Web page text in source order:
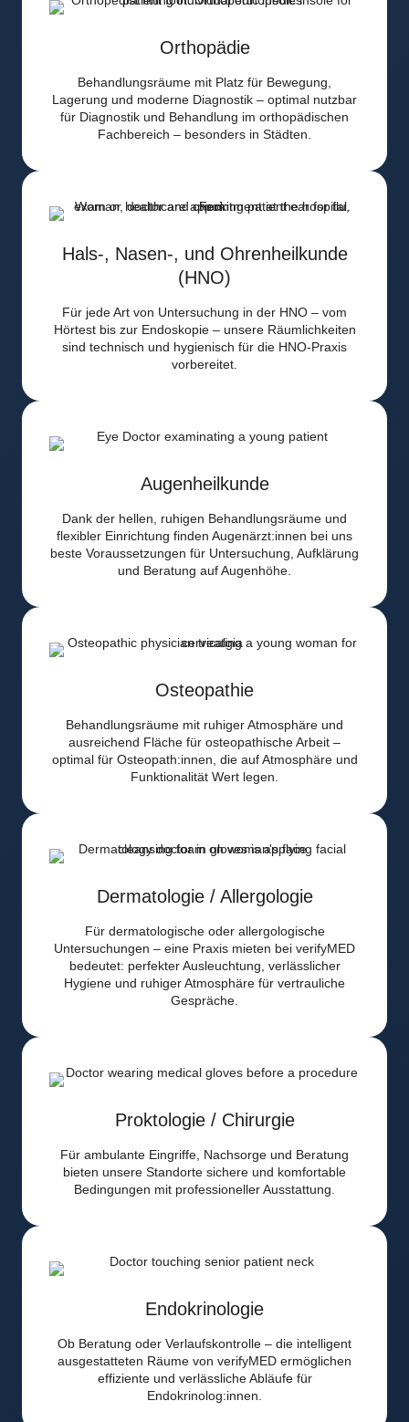
Orthopädie
Behandlungsräume mit Platz für Bewegung,
Lagerung und moderne Diagnostik – optimal nutzbar
für Diagnostik und Behandlung im orthopädischen
Fachbereich – besonders in Städten.
Hals-, Nasen-, und Ohrenheilkunde
(HNO)
Für jede Art von Untersuchung in der HNO – vom
Hörtest bis zur Endoskopie – unsere Räumlichkeiten
sind technisch und hygienisch für die HNO-Praxis
vorbereitet.
Augenheilkunde
Dank der hellen, ruhigen Behandlungsräume und
flexibler Einrichtung finden Augenärzt:innen bei uns
beste Voraussetzungen für Untersuchung, Aufklärung
und Beratung auf Augenhöhe.
Osteopathie
Behandlungsräume mit ruhiger Atmosphäre und
ausreichend Fläche für osteopathische Arbeit –
optimal für Osteopath:innen, die auf Atmosphäre und
Funktionalität Wert legen.
Dermatologie / Allergologie
Für dermatologische oder allergologische
Untersuchungen – eine Praxis mieten bei verifyMED
bedeutet: perfekter Ausleuchtung, verlässlicher
Hygiene und ruhiger Atmosphäre für vertrauliche
Gespräche.
Proktologie / Chirurgie
Für ambulante Eingriffe, Nachsorge und Beratung
bieten unsere Standorte sichere und komfortable
Bedingungen mit professioneller Ausstattung.
Endokrinologie
Ob Beratung oder Verlaufskontrolle – die intelligent
ausgestatteten Räume von verifyMED ermöglichen
effiziente und verlässliche Abläufe für
Endokrinolog:innen.